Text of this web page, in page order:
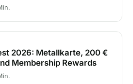
2026: Metallkarte, 200 €
2026: Metallkarte, 200 €
Membership Rewards